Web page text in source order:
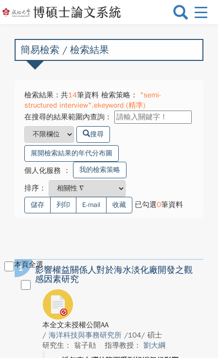
選
換
簡易檢索 / 檢索結果
檢索結果：共14筆資料 檢索策略：
"semi-
structured interview".ekeyword (精準)
在搜尋的結果範圍內查詢：
搜尋
展開檢索結果的年代分布圖
個人化服務 ： 我的檢索策略
排序：
儲存 列印 E-mail 收藏 已勾選0筆資料
本頁全選
1
影響權益關係人對於海水淡化廠開發之觀
感因素研究
本全文未授權公開AA
/ 海洋科技與事務研究所 /104/ 碩士
研究生： 翁子勛
指導教授： 劉大綱